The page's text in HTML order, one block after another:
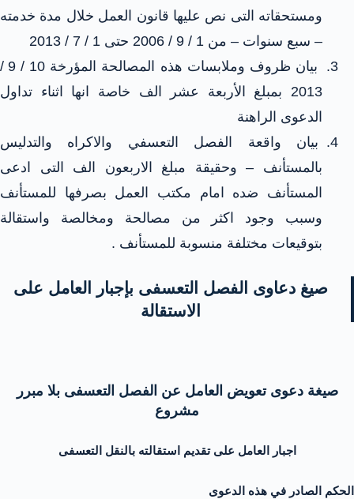
ومستحقاته التى نص عليها قانون العمل خلال مدة خدمته
– سبع سنوات – من 1 / 9 / 2006 حتى 1 / 7 / 2013
بيان ظروف وملابسات هذه المصالحة المؤرخة 10 / 9 /
2013 بمبلغ الأربعة عشر الف خاصة انها اثناء تداول
الدعوى الراهنة
بيان واقعة الفصل التعسفي والاكراه والتدليس
بالمستأنف – وحقيقة مبلغ الاربعون الف التى ادعى
المستأنف ضده امام مكتب العمل بصرفها للمستأنف
وسبب وجود اكثر من مصالحة ومخالصة واستقالة
بتوقيعات مختلفة منسوبة للمستأنف .
صيغ دعاوى الفصل التعسفى بإجبار العامل على
الاستقالة
صيغة دعوى تعويض العامل عن الفصل التعسفى بلا مبرر
مشروع
اجبار العامل على تقديم استقالته بالنقل التعسفى
الحكم الصادر في هذه الدعوى